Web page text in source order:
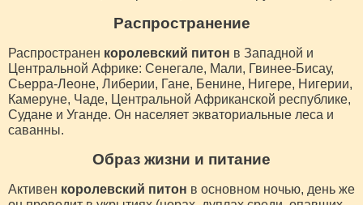
Распространение
Распространен королевский питон в Западной и
Центральной Африке: Сенегале, Мали, Гвинее-Бисау,
Сьерра-Леоне, Либерии, Гане, Бенине, Нигере, Нигерии,
Камеруне, Чаде, Центральной Африканской республике,
Судане и Уганде. Он населяет экваториальные леса и
саванны.
Образ жизни и питание
Активен королевский питон в основном ночью, день же